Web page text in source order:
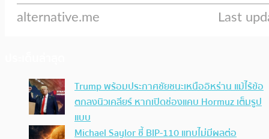
Trump พร้อมประกาศชัยชนะเหนืออิหร่าน แม้ไร้ข้อ
ตกลงนิวเคลียร์ หากเปิดช่องแคบ Hormuz เต็มรูป
แบบ
Michael Saylor ชี้ BIP-110 แทบไม่มีผลต่อ